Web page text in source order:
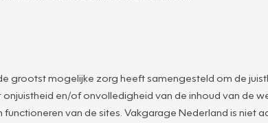
grootst mogelijke zorg heeft samengesteld om de
en/of onvolledigheid van de inhoud van de
van de sites. Vakgarage Nederland is niet